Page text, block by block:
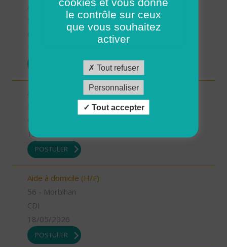
Auxiliaire de vie (H/F)
56 - Morbihan
Auxiliaire de vie (H/F)
19/05/2026
POSTULER
Aide à domicile (H/F)
56 - Morbihan
CDI
18/05/2026
POSTULER
le contrôle sur ceux
que vous souhaitez
activer
Tout refuser
Personnaliser
Tout accepter